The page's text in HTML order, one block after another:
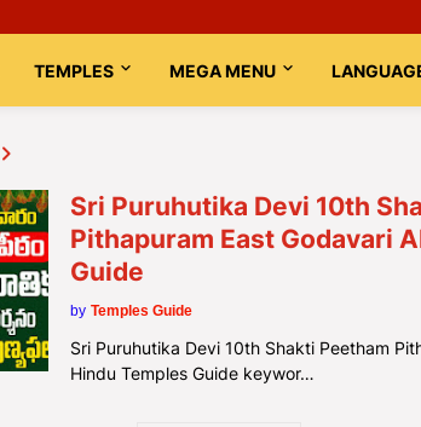
TEMPLES MEGA MENU
Sri Puruhutika Devi 10th
Pithapuram East Godavari
Guide
by Temples Guide
Sri Puruhutika Devi 10th Shakti Peetham
Hindu Temples Guide keywor…